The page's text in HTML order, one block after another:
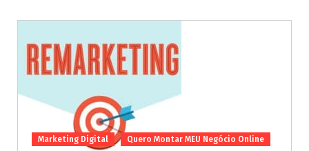
Marketing Digital Quero Montar MEU Negócio Online